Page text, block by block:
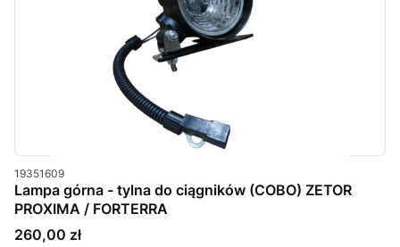
Kod produktu
19351609
Lampa górna - tylna do ciągników (COBO) ZETOR
PROXIMA / FORTERRA
Cena
260,00 zł